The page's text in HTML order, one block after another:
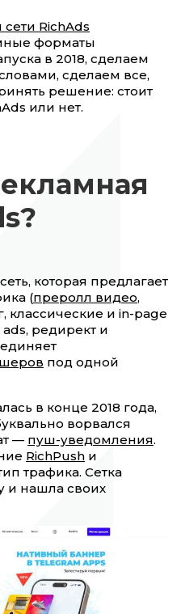
RichAds
форматы
в 2018, сделаем
сделаем все,
решение: стоит
или нет.
которая предлагает
(преролл видео,
классические и in-page
редирект и
под одной
в конце 2018 года,
ворвался
— пуш-уведомления.
RichPush и
трафика. Сетка
и нашла своих